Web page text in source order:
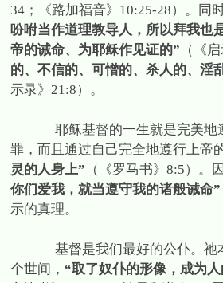
34；《路加福音》 10:25-28）。同
吩咐当作道理教导人，所以拜我也
帝的诫命、为耶稣作见证的” （《
的、不信的、可憎的、杀人的、淫
示录》 21:8）。
耶稣基督的一生就是完美
罪，而且通过自己完全地遵行上帝
灵的人身上” （《罗马书》 8:5）。
你们爱我，就当遵守我的诸般诫命”
示的真理。
基督是我们最好的公仆。
个世间， “取了奴仆的形像，成为